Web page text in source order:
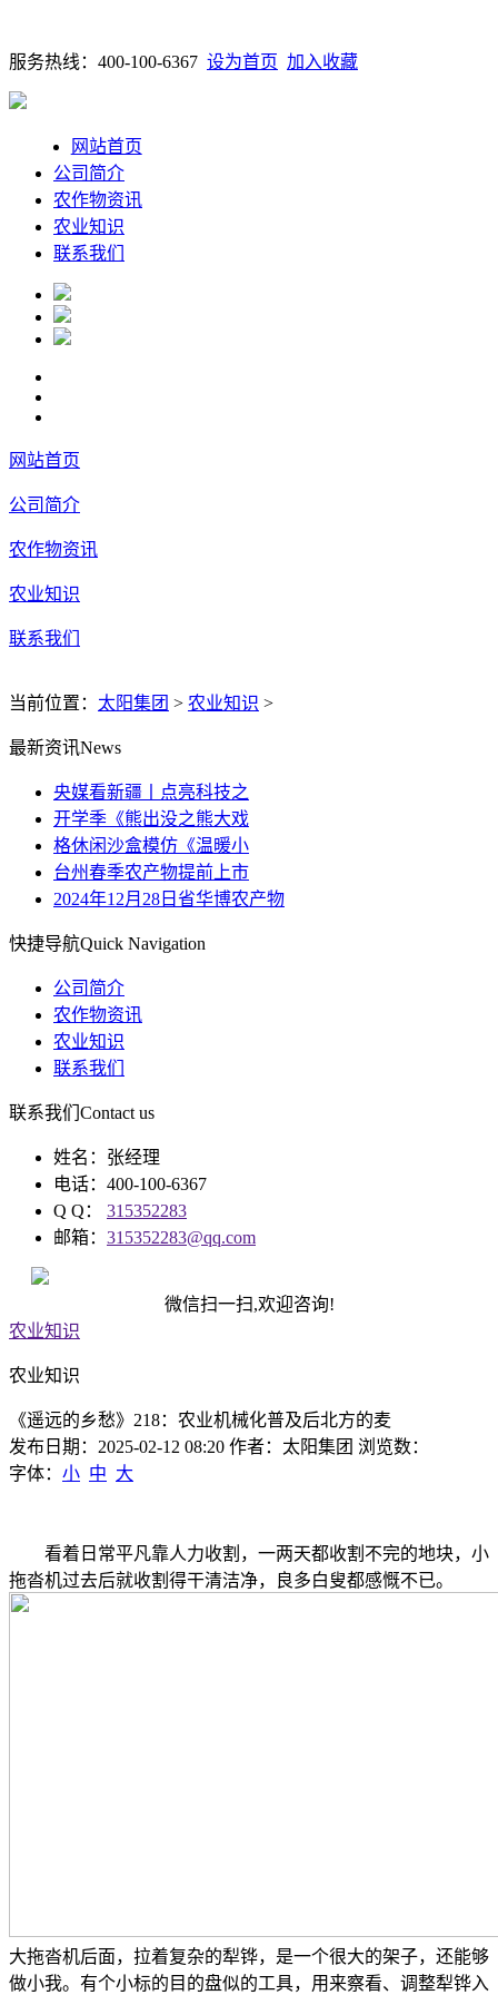
服务热线：400-100-6367 设为首页 加入收藏
网站首页
公司简介
农作物资讯
农业知识
联系我们
网站首页
公司简介
农作物资讯
农业知识
联系我们
当前位置： 太阳集团 > 农业知识 >
最新资讯News
央媒看新疆丨点亮科技之
开学季《熊出没之熊大戏
格休闲沙盒模仿《温暖小
台州春季农产物提前上市
2024年12月28日省华博农产物
快捷导航Quick Navigation
公司简介
农作物资讯
农业知识
联系我们
联系我们 Contact us
姓名：张经理
电话：400-100-6367
Q Q： 315352283
邮箱： 315352283@qq.com
微信扫一扫,欢迎咨询!
农业知识
农业知识
《遥远的乡愁》218：农业机械化普及后北方的麦
发布日期：2025-02-12 08:20 作者：太阳集团 浏览数：
字体： 小 中 大
看着日常平凡靠人力收割，一两天都收割不完的地块，小
拖沓机过去后就收割得干清洁净，良多白叟都感慨不已。
大拖沓机后面，拉着复杂的犁铧，是一个很大的架子，还能够
做小我。有个小标的目的盘似的工具，用来察看、调整犁铧入